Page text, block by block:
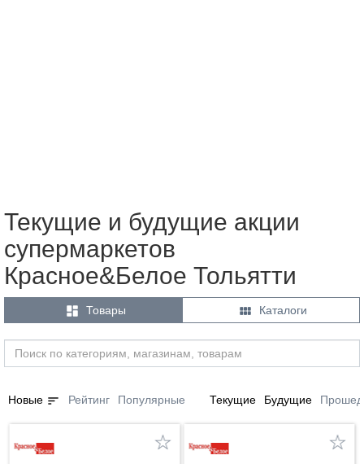
Текущие и будущие акции
супермаркетов
Красное&Белое Тольятти
 Товары  Каталоги
Новые sort Рейтинг Популярные Текущие Будущие